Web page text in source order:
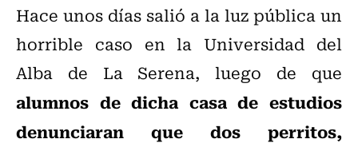
Hace unos días salió a la luz pública un
horrible caso en la Universidad del
Alba de La Serena, luego de que
alumnos de dicha casa de estudios
denunciaran que dos perritos,